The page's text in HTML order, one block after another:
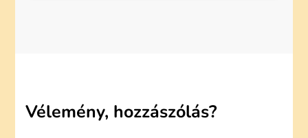
Vélemény, hozzászólás?